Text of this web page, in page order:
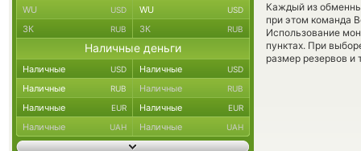
Каждый из
при этом команда
Использование
пунктах. При
размер резервов и
WU USD WU USD
ЗК RUB ЗК RUB
Наличные деньги
Наличные USD Наличные USD
Наличные RUB Наличные RUB
Наличные EUR Наличные EUR
Наличные UAH Наличные UAH